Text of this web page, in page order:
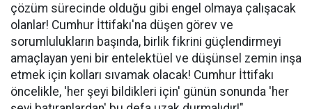
çözüm sürecinde olduğu gibi engel olmaya çalışacak
olanlar! Cumhur İttifakı'na düşen görev ve
sorumlulukların başında, birlik fikrini güçlendirmeyi
amaçlayan yeni bir entelektüel ve düşünsel zemin inşa
etmek için kolları sıvamak olacak! Cumhur İttifakı
öncelikle, 'her şeyi bildikleri için' günün sonunda 'her